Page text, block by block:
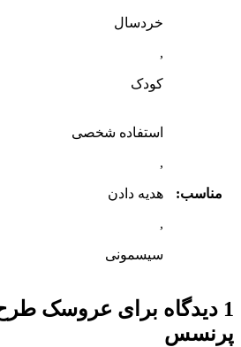
خردسال
,
کودک
مناسب:
استفاده شخصی
,
هدیه دادن
,
سیسمونی
1 دیدگاه برای
عروسک
پرنسس